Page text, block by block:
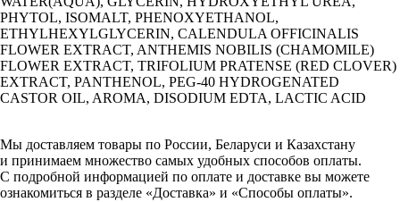
PHYTOL, ISOMALT, PHENOXYETHANOL,
ETHYLHEXYLGLYCERIN, CALENDULA OFFICINALIS
FLOWER EXTRACT, ANTHEMIS NOBILIS (CHAMOMILE)
FLOWER EXTRACT, TRIFOLIUM PRATENSE (RED CLOVER)
EXTRACT, PANTHENOL, PEG-40 HYDROGENATED
CASTOR OIL, AROMA, DISODIUM EDTA, LACTIC ACID
Мы доставляем товары по России, Беларуси и Казахстану
и принимаем множество самых удобных способов оплаты.
С подробной информацией по оплате и доставке вы можете
ознакомиться в разделе «Доставка» и «Способы оплаты».